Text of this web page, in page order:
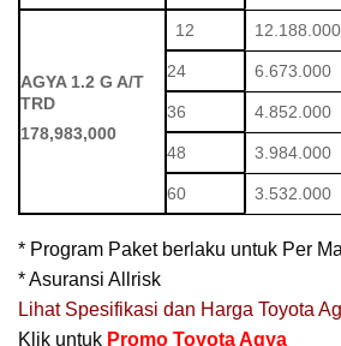
AGYA 1.2 G A/T
TRD
178,983,000
12 12.188.000
24 6.673.000
36 4.852.000
48 3.984.000
60 3.532.000
* Program Paket berlaku untuk Per
* Asuransi Allrisk
Lihat Spesifikasi dan Harga Toyota
Klik untuk Promo Toyota Agya